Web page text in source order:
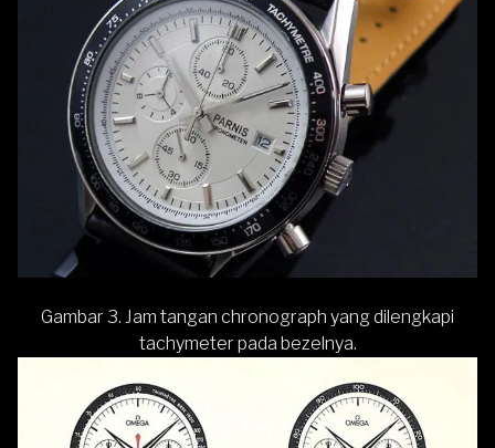
Gambar 3. Jam tangan chronograph yang dilengkapi
tachymeter pada bezelnya.